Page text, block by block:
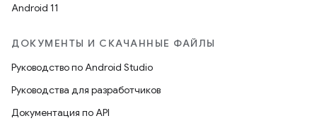
Android 11
ДОКУМЕНТЫ И СКАЧАННЫЕ ФАЙЛЫ
Руководство по Android Studio
Руководства для разработчиков
Документация по API